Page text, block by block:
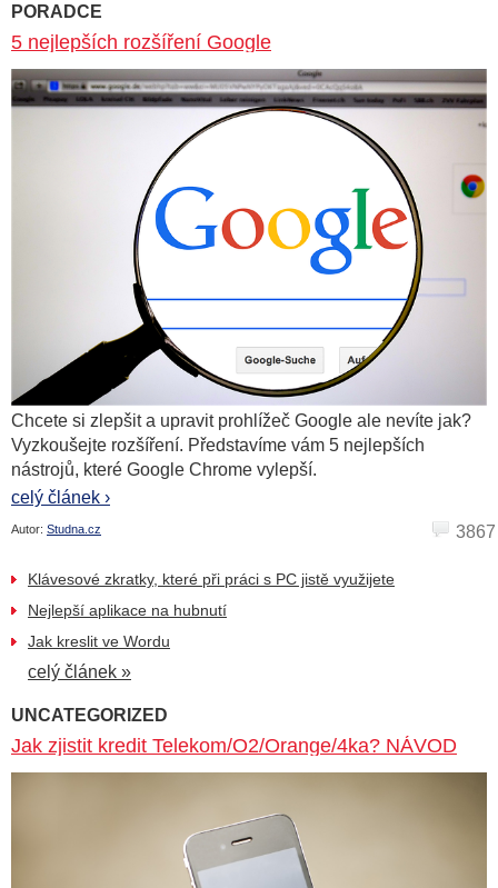
PORADCE
5 nejlepších rozšíření Google
Chcete si zlepšit a upravit prohlížeč Google ale nevíte jak?
Vyzkoušejte rozšíření. Představíme vám 5 nejlepších
nástrojů, které Google Chrome vylepší.
celý článek ›
Autor: Studna.cz 3867
Klávesové zkratky, které při práci s PC jistě využijete
Nejlepší aplikace na hubnutí
Jak kreslit ve Wordu
celý článek »
UNCATEGORIZED
Jak zjistit kredit Telekom/O2/Orange/4ka? NÁVOD